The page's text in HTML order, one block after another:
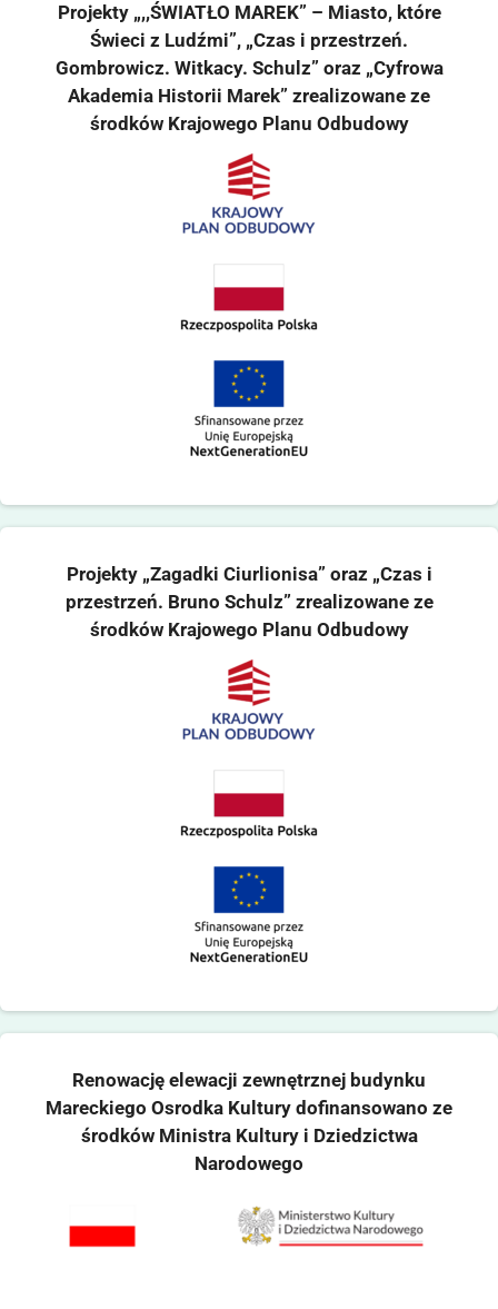
Projekty „,,ŚWIATŁO MAREK” – Miasto, które
Świeci z Ludźmi”, „Czas i przestrzeń.
Gombrowicz. Witkacy. Schulz” oraz „Cyfrowa
Akademia Historii Marek” zrealizowane ze
środków Krajowego Planu Odbudowy
Projekty „Zagadki Ciurlionisa” oraz „Czas i
przestrzeń. Bruno Schulz” zrealizowane ze
środków Krajowego Planu Odbudowy
Renowację elewacji zewnętrznej budynku
Mareckiego Osrodka Kultury dofinansowano ze
środków Ministra Kultury i Dziedzictwa
Narodowego